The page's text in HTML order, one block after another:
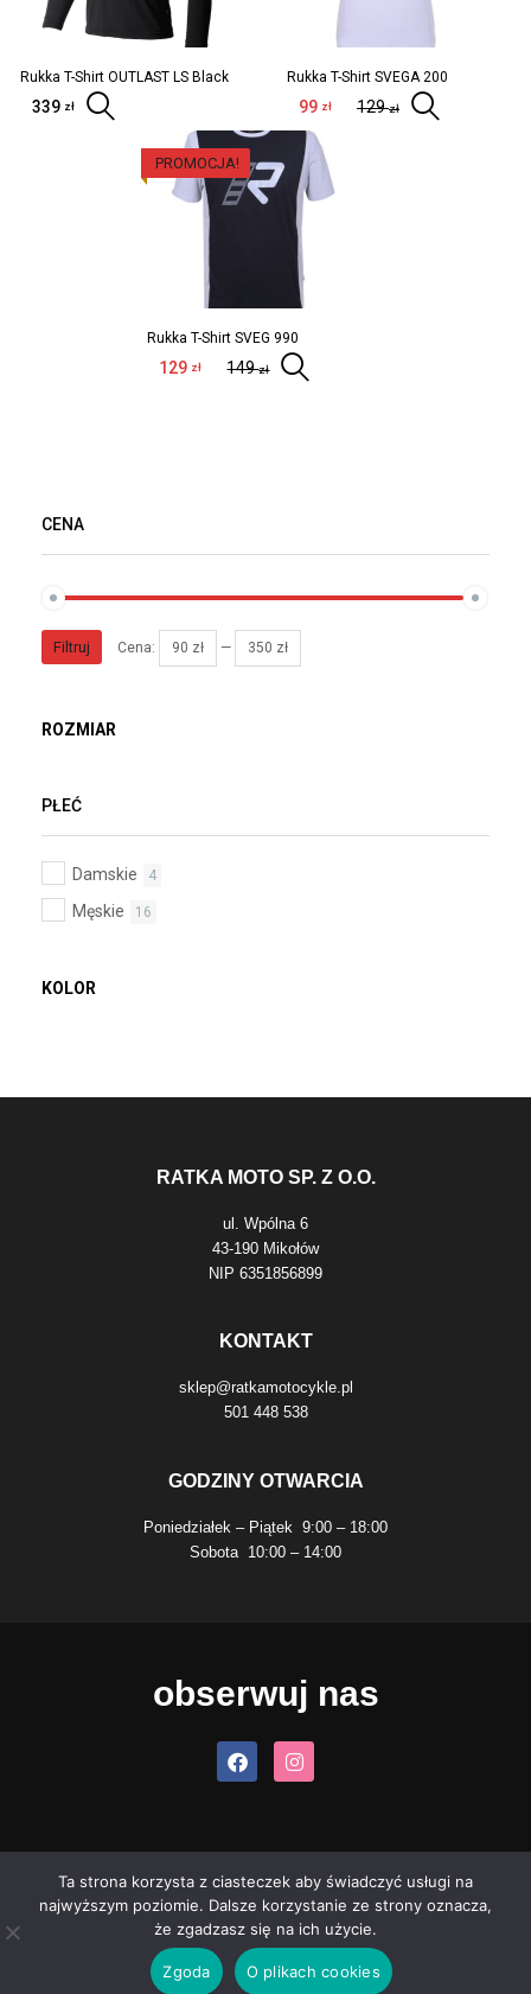
Rukka T-Shirt OUTLAST LS Black
339 zł
Rukka T-Shirt SVEGA 200
129zł
99 zł
PROMOCJA!
Rukka T-Shirt SVEG 990
149zł
129 zł
CENA
Filtruj Cena: 90 zł — 350 zł
ROZMIAR
PŁEĆ
Damskie 4
Męskie 16
KOLOR
RATKA MOTO SP. Z O.O.
ul. Wpólna 6
43-190 Mikołów
NIP 6351856899
KONTAKT
sklep@ratkamotocykle.pl
501 448 538
GODZINY OTWARCIA
Poniedziałek – Piątek 9:00 – 18:00
Sobota 10:00 – 14:00
obserwuj nas
Regulamin sklepu Polityka prywatności Cookies
Zwroty i
reklamacje
Koszty dostawy
© Ratka Motocykle. Wszelkie prawa zastrzeżone.
Ta strona korzysta z ciasteczek aby świadczyć usługi na
najwyższym poziomie. Dalsze korzystanie ze strony oznacza,
że zgadzasz się na ich użycie.
Zgoda O plikach cookies